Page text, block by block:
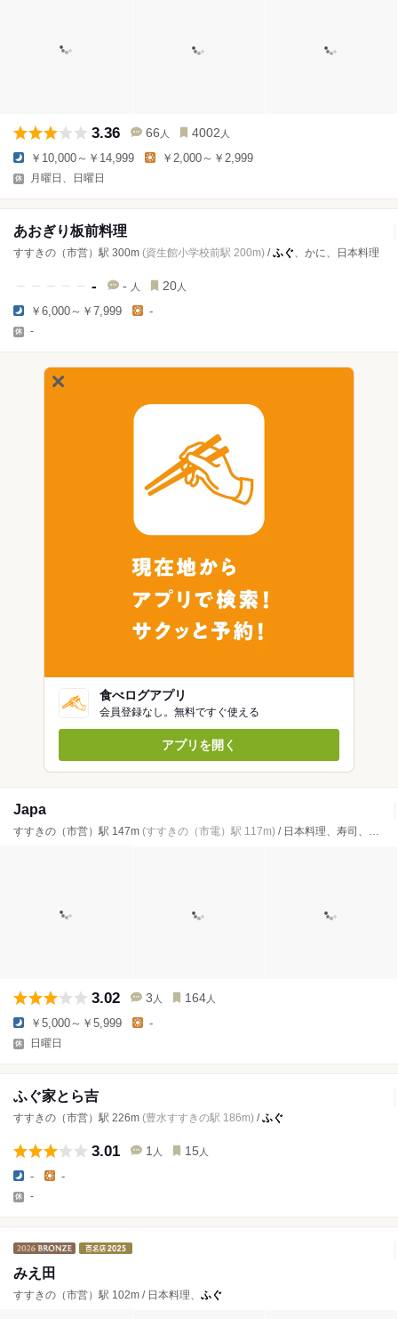
3.36 66 人 4002 人
￥10,000～￥14,999 ￥2,000～￥2,999
月曜日、日曜日
あおぎり板前料理
すすきの（市営）駅 300m (資生館小学校前駅 200m) /ふぐ、かに、日本料理
- - 人 20 人
￥6,000～￥7,999 -
-
食べログアプリ
会員登録なし。無料ですぐ使える
アプリを開く
Japa
すすきの（市営）駅 147m (すすきの（市電）駅 117m) / 日本料理、寿司、 ふぐ
3.02 3 人 164 人
￥5,000～￥5,999 -
日曜日
ふぐ家とら吉
すすきの（市営）駅 226m (豊水すすきの駅 186m) /ふぐ
3.01 1 人 15 人
- -
-
みえ田
すすきの（市営）駅 102m / 日本料理、 ふぐ